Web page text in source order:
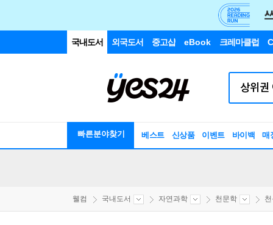
국내도서 외국도서 중고샵 eBook 크레마클럽
빠른분야찾기 베스트 신상품 이벤트 바이백 매
웰컴 국내도서 자연과학 천문학